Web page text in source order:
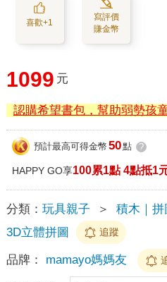
喜歡+1
寫評價
賺金幣
1099 元
認購希望書包，幫助弱勢孩
預計最高可得金幣 50點 ?
HAPPY GO享100累1點 4點抵1
分類： 玩具親子 ＞ 積木｜拼
3D立體拼圖
追蹤
品牌： mamayo媽媽友